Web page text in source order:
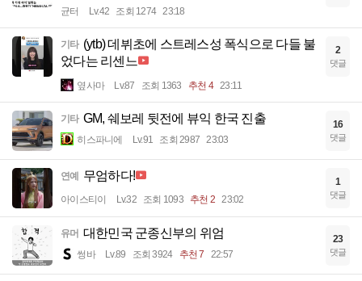
균터 Lv.42 조회 1274 23:18
기타 (ytb) 데뷔초에 스트레스성 폭식으로 다들 불
었다는 리센느
옆사마 Lv.87 조회 1363 추천 4 23:11
2
댓글
기타 GM, 쉐보레 뒷전에 뷰익 한국 진출
히스파니에 Lv.91 조회 2987 23:03
16
댓글
연예 무엄하다!
아이스티이 Lv.32 조회 1093 추천 2 23:02
1
댓글
유머 대한민국 군종신부의 위엄
썽바 Lv.89 조회 3924 추천 7 22:57
23
댓글